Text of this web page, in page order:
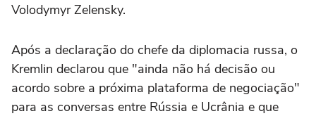
Volodymyr Zelensky.
Após a declaração do chefe da diplomacia russa, o
Kremlin declarou que "ainda não há decisão ou
acordo sobre a próxima plataforma de negociação"
para as conversas entre Rússia e Ucrânia e que